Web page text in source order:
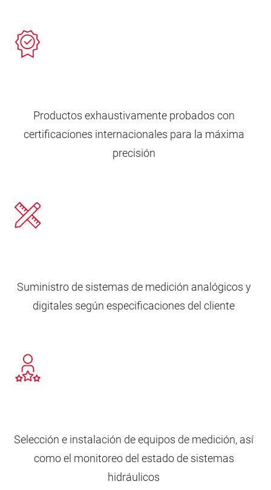
Productos exhaustivamente probados con
certificaciones internacionales para la máxima
precisión
Suministro de sistemas de medición analógicos y
digitales según especificaciones del cliente
Selección e instalación de equipos de medición, así
como el monitoreo del estado de sistemas
hidráulicos